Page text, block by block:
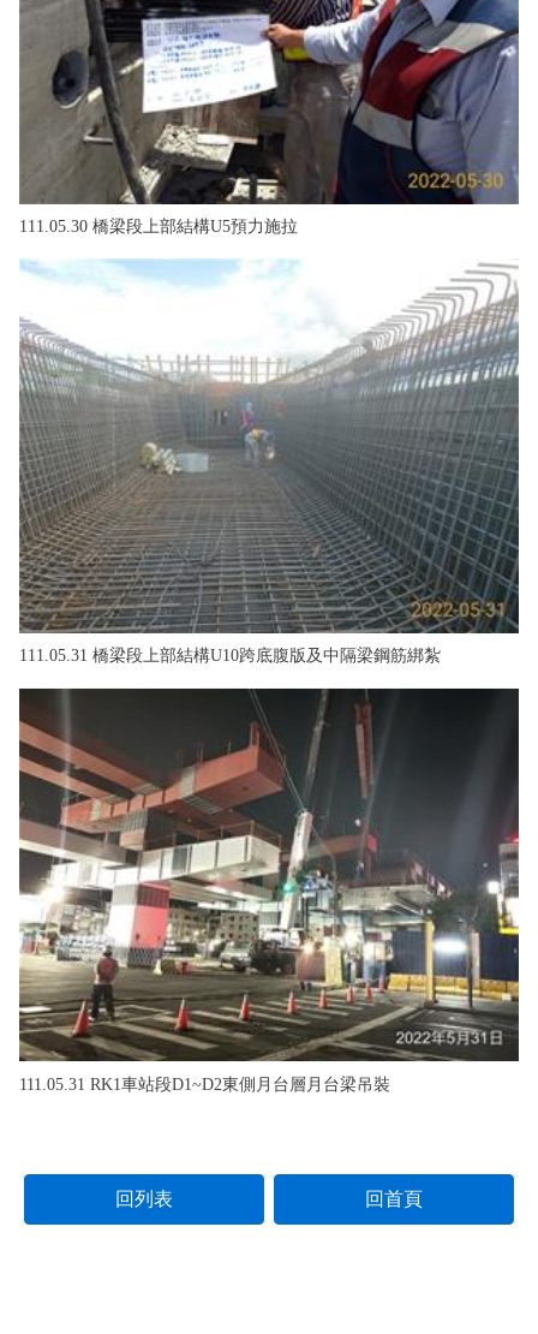
111.05.30 橋梁段上部結構U5預力施拉
111.05.31 橋梁段上部結構U10跨底腹版及中隔梁鋼筋綁紮
111.05.31 RK1車站段D1~D2東側月台層月台梁吊裝
回列表 回首頁